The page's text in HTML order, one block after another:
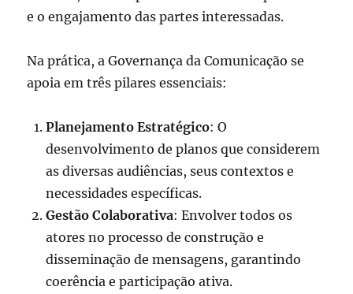
e o engajamento das partes interessadas.
Na prática, a Governança da Comunicação se
apoia em três pilares essenciais:
Planejamento Estratégico: O
desenvolvimento de planos que considerem
as diversas audiências, seus contextos e
necessidades específicas.
Gestão Colaborativa: Envolver todos os
atores no processo de construção e
disseminação de mensagens, garantindo
coerência e participação ativa.